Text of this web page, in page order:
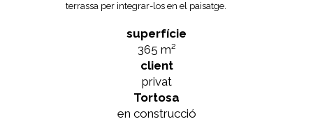
terrassa per integrar-los en el paisatge.
superfície
365 m²
client
privat
Tortosa
en construcció